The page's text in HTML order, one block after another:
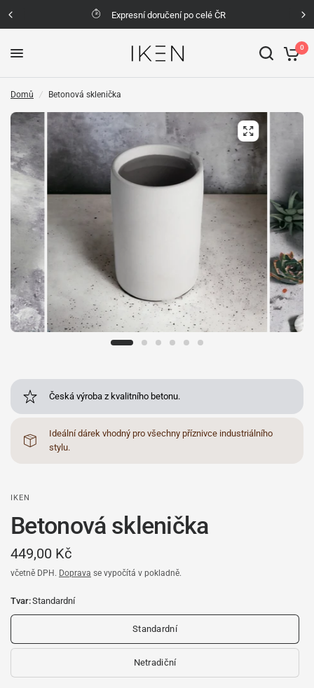
Expresní doručení po celé ČR
0
Domů / Betonová sklenička
Česká výroba z kvalitního betonu.
Ideální dárek vhodný pro všechny příznivce industriálního
stylu.
IKEN
Betonová sklenička
449,00 Kč
včetně DPH. Doprava se vypočítá v pokladně.
Tvar:Standardní
Standardní
Netradiční